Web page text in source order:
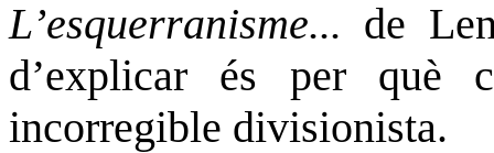
L’esquerranisme... de
d’explicar és per què
incorregible divisionista.